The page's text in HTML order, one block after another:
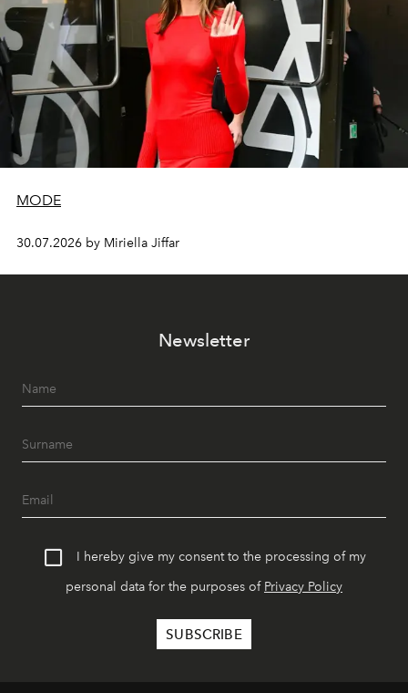
MODE
30.07.2026 by Miriella Jiffar
Newsletter
I hereby give my consent to the processing of my
personal data for the purposes of Privacy Policy